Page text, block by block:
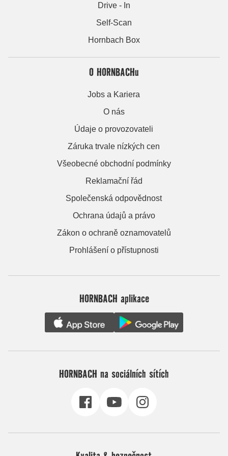
Drive - In
Self-Scan
Hornbach Box
O HORNBACHu
Jobs a Kariera
O nás
Údaje o provozovateli
Záruka trvale nízkých cen
Všeobecné obchodní podmínky
Reklamační řád
Společenská odpovědnost
Ochrana údajů a právo
Zákon o ochraně oznamovatelů
Prohlášení o přístupnosti
HORNBACH aplikace
HORNBACH na sociálních sítích